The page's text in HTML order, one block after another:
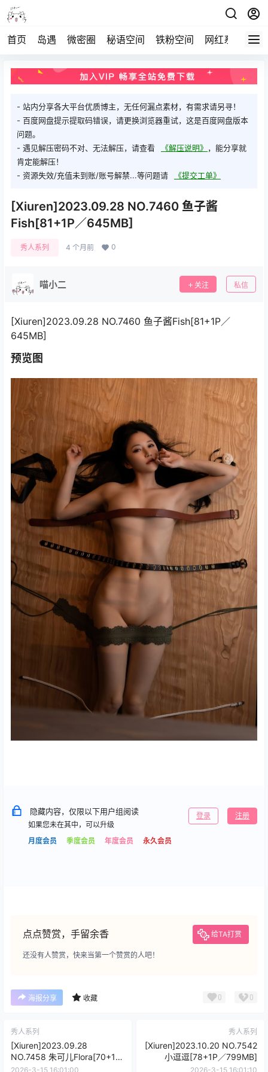
首页 岛遇 微密圈 秘语空间 铁粉空间 网红系列 打
- 站内分享各大平台优质博主，无任何漏点素材，有需求请另寻！
- 百度网盘提示提取码错误，请更换浏览器重试，这是百度网盘版本
问题。
- 遇见解压密码不对、无法解压，请查看
《解压说明》 ，能分享就
肯定能解压！
- 资源失效/充值未到账/账号解禁...等问题请
《提交工单》
[Xiuren]2023.09.28 NO.7460 鱼子酱
Fish[81+1P／645MB]
秀人系列 4 个月前 0
喵小二 关注 私信
[Xiuren]2023.09.28 NO.7460 鱼子酱Fish[81+1P／
645MB]
预览图
隐藏内容，仅限以下用户组阅读
如果您未在其中，可以升级
月度会员
季度会员 年度会员 永久会员
登录 注册
点点赞赏，手留余香 给TA打赏
还没有人赞赏，快来当第一个赞赏的人吧！
海报分享 收藏 0 0
秀人系列
[Xiuren]2023.09.28
NO.7458 朱可儿Flora[70+1P
／720MB]
2026-3-15 16:01:00
秀人系列
[Xiuren]2023.10.20 NO.7542
小逗逗[78+1P／799MB]
2026-3-15 16:01:10